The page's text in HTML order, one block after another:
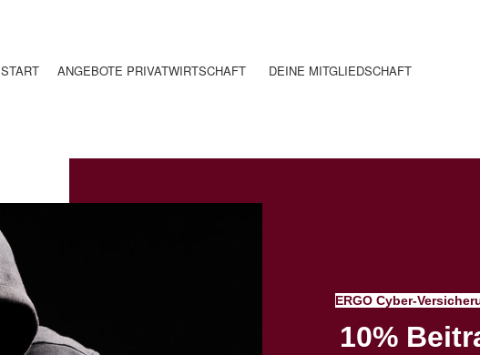
START ANGEBOTE PRIVATWIRTSCHAFT DEINE MITGLIEDSCHAFT
ERGO Cyber-
10%